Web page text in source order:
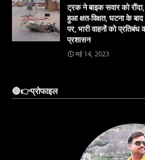
ट्रक ने बाइक सवार को
हुआ क्षत-विक्षत, घटना के
पर, भारी वाहनों को
प्रशासन
मई 14, 2023
🔴👉प्रोफाइल